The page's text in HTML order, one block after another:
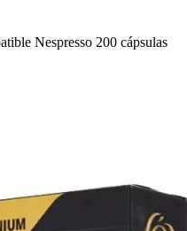
Nespresso 200 cápsulas